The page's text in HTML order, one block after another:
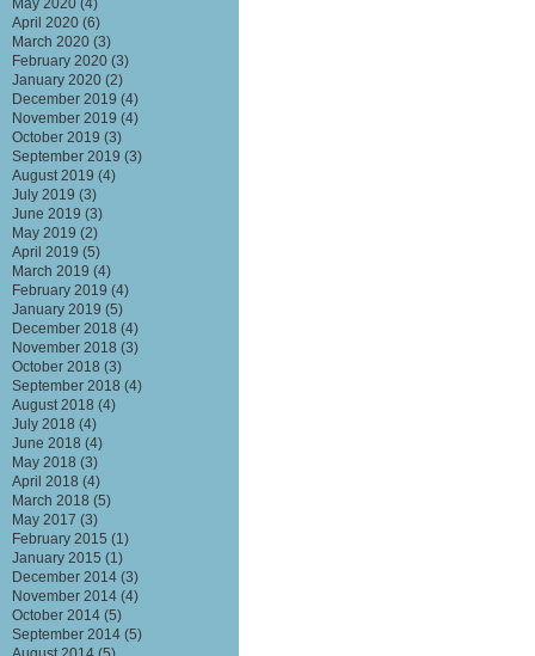
May 2020 (4)
April 2020 (6)
March 2020 (3)
February 2020 (3)
January 2020 (2)
December 2019 (4)
November 2019 (4)
October 2019 (3)
September 2019 (3)
August 2019 (4)
July 2019 (3)
June 2019 (3)
May 2019 (2)
April 2019 (5)
March 2019 (4)
February 2019 (4)
January 2019 (5)
December 2018 (4)
November 2018 (3)
October 2018 (3)
September 2018 (4)
August 2018 (4)
July 2018 (4)
June 2018 (4)
May 2018 (3)
April 2018 (4)
March 2018 (5)
May 2017 (3)
February 2015 (1)
January 2015 (1)
December 2014 (3)
November 2014 (4)
October 2014 (5)
September 2014 (5)